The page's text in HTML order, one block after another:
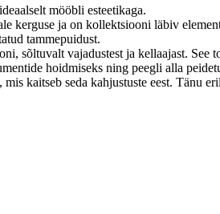
mööbli esteetikaga.
kerguse ja on kollektsiooni läbiv
tammepuidust.
sõltuvalt vajadustest ja kellaajast. See
hoidmiseks ning peegli alla
kaitseb seda kahjustuste eest. Tänu